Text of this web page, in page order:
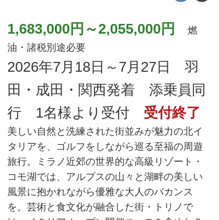
1,683,000円～2,055,000円
燃
油・諸税別途必要
2026年7月18日～7月27日 羽
田・成田・関西発着 添乗員同
行 1名様より受付 受付終了
美しい自然と洗練された街並みが魅力の北イ
タリアを、ゴルフをしながら巡る至福の周遊
旅行。ミラノ近郊の世界的な高級リゾート・
コモ湖では、アルプスの山々と湖畔の美しい
風景に抱かれながら優雅な大人のバカンス
を。芸術と食文化が融合した街・トリノで